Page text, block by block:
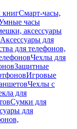
книгСмарт-часы,
часы
аксессуары
Аксессуары для
для телефонов,
Чехлы для
Защитные
Игровые
Чехлы с
для
Сумки для
для